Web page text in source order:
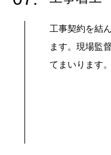
工事契約を結
ます。現場監
てまいります。